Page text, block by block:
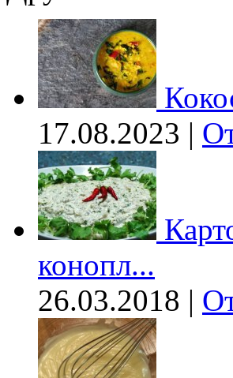
17.08.2023 |
конопл...
26.03.2018 |